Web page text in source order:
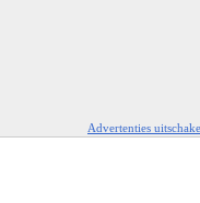
Advertenties